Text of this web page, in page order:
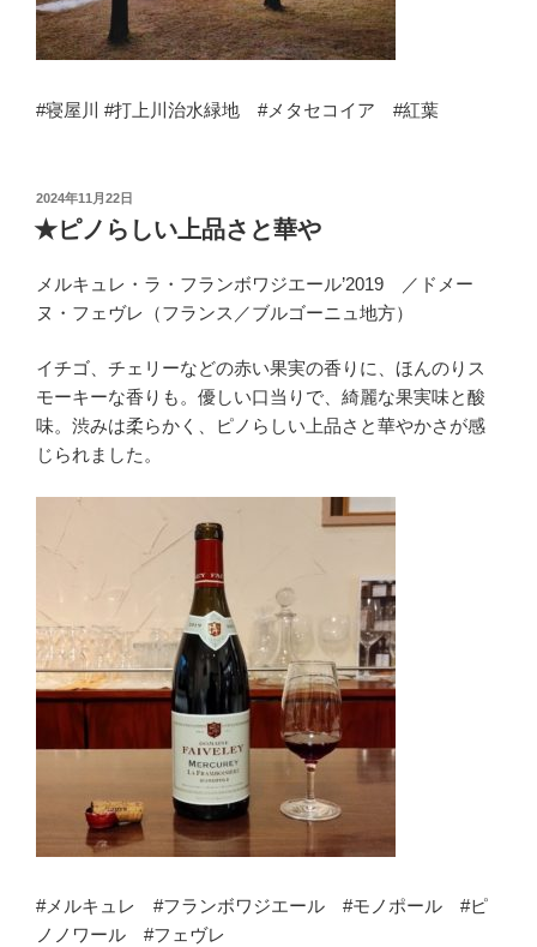
#寝屋川 #打上川治水緑地 #メタセコイア #紅葉
投
稿
日:
2024年11月22日
★ピノらしい上品さと華や
メルキュレ・ラ・フランボワジエール’2019 ／ドメー
ヌ・フェヴレ（フランス／ブルゴーニュ地方）
イチゴ、チェリーなどの赤い果実の香りに、ほんのりス
モーキーな香りも。優しい口当りで、綺麗な果実味と酸
味。渋みは柔らかく、ピノらしい上品さと華やかさが感
じられました。
#メルキュレ #フランボワジエール #モノポール #ピ
ノノワール #フェヴレ